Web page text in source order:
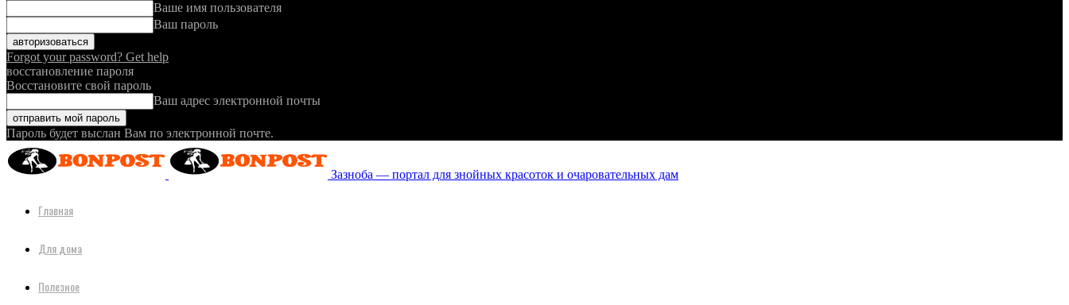
Ваше имя пользователя
Ваш пароль
Forgot your password? Get help
восстановление пароля
Восстановите свой пароль
Ваш адрес электронной почты
Пароль будет выслан Вам по электронной почте.
Зазноба — портал для знойных красоток и очаровательных дам
Главная
Для дома
Полезное